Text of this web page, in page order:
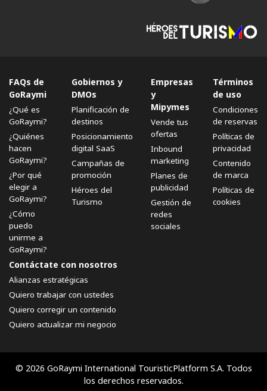
FAQs de
GoRaymi
¿Qué es
GoRaymi?
¿Quiénes
hacen
GoRaymi?
¿Por qué
elegir a
GoRaymi?
¿Cómo
puedo
unirme a
GoRaymi?
Gobiernos y
DMOs
Planificación de
destinos
Posicionamiento
digital SaaS
Campañas de
promoción
Héroes del
Turismo
Empresas
y
Mipymes
Vende tus
ofertas
Inbound
marketing
Planes de
publicidad
Gestión de
redes
sociales
Términos
de uso
Condiciones
de reservas
Políticas de
privacidad
Contenido
de marca
Políticas de
cookies
Contáctate con nosotros
Alianzas estratégicas
Quiero trabajar con ustedes
Quiero corregir un contenido
Quiero actualizar mi negocio
© 2026 GoRaymi International TouristicPlatform S.A. Todos
los derechos reservados.